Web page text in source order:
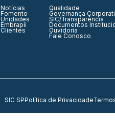
Notícias
Fomento
Unidades
Embrapii
Clientes
Qualidade
Governança
SIC/Transparência
Documentos
Ouvidoria
Fale Conosco
SIC SPPolítica de Privacidade